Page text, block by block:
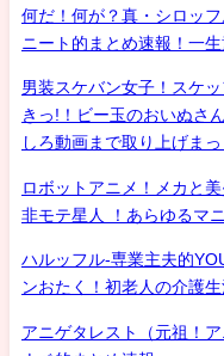
何だ！何が？真・シロ
ニート的まとめ速報！一生
男装スケバン女子！スケ
きっ!！ビー玉のおいぬさ
しろ動画まで取り上げま
ロボットアニメ！メカと
非モテ星人 ！あらゆるマ
ハルッフル-専業主夫的
ンおたく！初老人の介護
アニゲタレスト（元祖！